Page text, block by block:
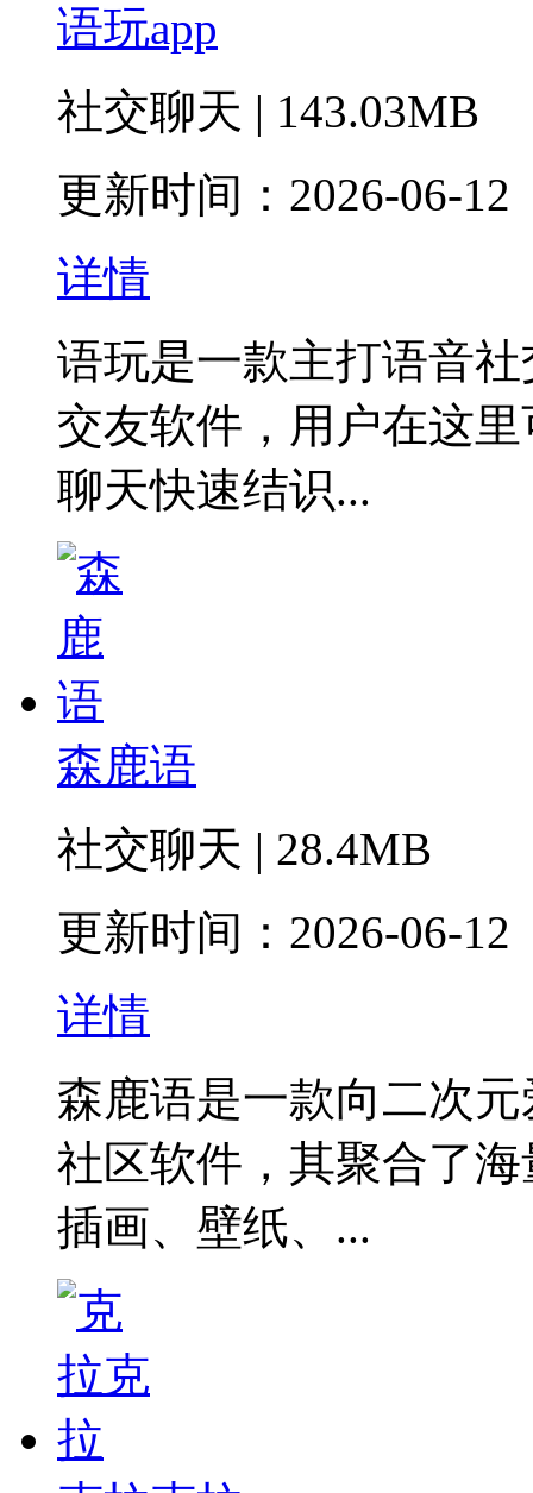
语玩app
社交聊天 | 143.03MB
更新时间：2026-06-12
详情
语玩是一款主打语音
交友软件，用户在这
聊天快速结识...
森鹿语
社交聊天 | 28.4MB
更新时间：2026-06-12
详情
森鹿语是一款向二次
社区软件，其聚合了
插画、壁纸、...